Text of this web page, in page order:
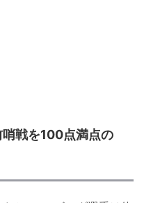
戦を100点満点の